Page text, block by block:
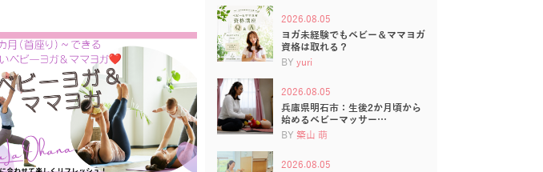
2026.08.05
ヨガ未経験でもベビー＆ママヨガ
資格は取れる？
BY yuri
2026.08.05
兵庫県明石市：生後2か月頃から
始めるベビーマッサー…
BY 築山 萌
2026.08.05